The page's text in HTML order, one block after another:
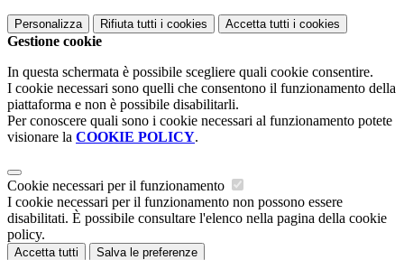
Personalizza Rifiuta tutti i cookies Accetta tutti i cookies
Gestione cookie
In questa schermata è possibile scegliere quali cookie consentire.
I cookie necessari sono quelli che consentono il funzionamento della
piattaforma e non è possibile disabilitarli.
Per conoscere quali sono i cookie necessari al funzionamento potete
visionare la COOKIE POLICY.
Cookie necessari per il funzionamento
I cookie necessari per il funzionamento non possono essere
disabilitati. È possibile consultare l'elenco nella pagina della cookie
policy.
Accetta tutti Salva le preferenze